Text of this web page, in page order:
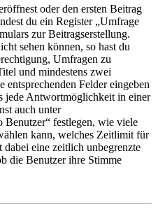
oder den ersten Beitrag
du ein Register „Umfrage
zur Beitragserstellung.
sehen können, so hast du
Umfragen zu
und mindestens zwei
Felder eingeben
jede Antwortmöglichkeit in einer
auch unter
festlegen, wie viele
kann, welches Zeitlimit für
eine zeitlich unbegrenzte
die Benutzer ihre Stimme